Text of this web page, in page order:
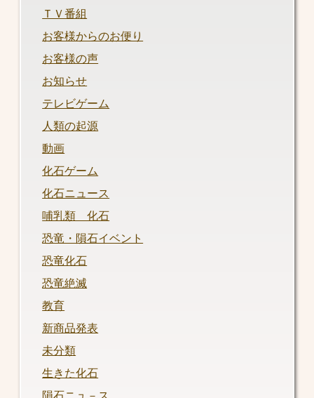
ＴＶ番組
お客様からのお便り
お客様の声
お知らせ
テレビゲーム
人類の起源
動画
化石ゲーム
化石ニュース
哺乳類 化石
恐竜・隕石イベント
恐竜化石
恐竜絶滅
教育
新商品発表
未分類
生きた化石